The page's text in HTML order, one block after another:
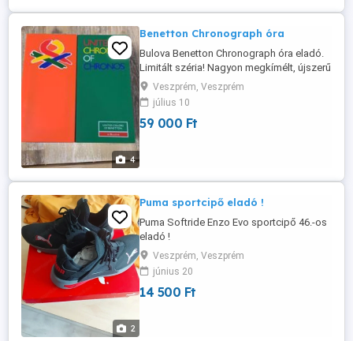
4
Benetton Chronograph óra
Bulova Benetton Chronograph óra eladó.
Limitált széria! Nagyon megkímélt, újszerű
állapot! Ritkaság!!!
Veszprém, Veszprém
július 10
59 000 Ft
2
Puma sportcipő eladó !
Puma Softride Enzo Evo sportcipő 46.-os
eladó !
Veszprém, Veszprém
június 20
14 500 Ft